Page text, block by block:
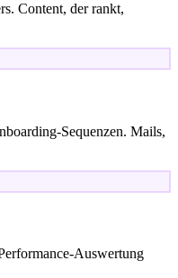
Content, der rankt,
Sequenzen. Mails,
Auswertung